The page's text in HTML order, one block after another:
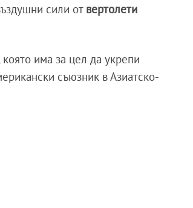
сили от вертолети
има за цел да укрепи
съюзник в Азиатско-